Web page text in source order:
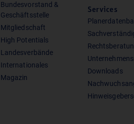
Bundesvorstand &
Geschäftsstelle
Mitgliedschaft
High Potentials
Landesverbände
Internationales
Magazin
Services
Downloads